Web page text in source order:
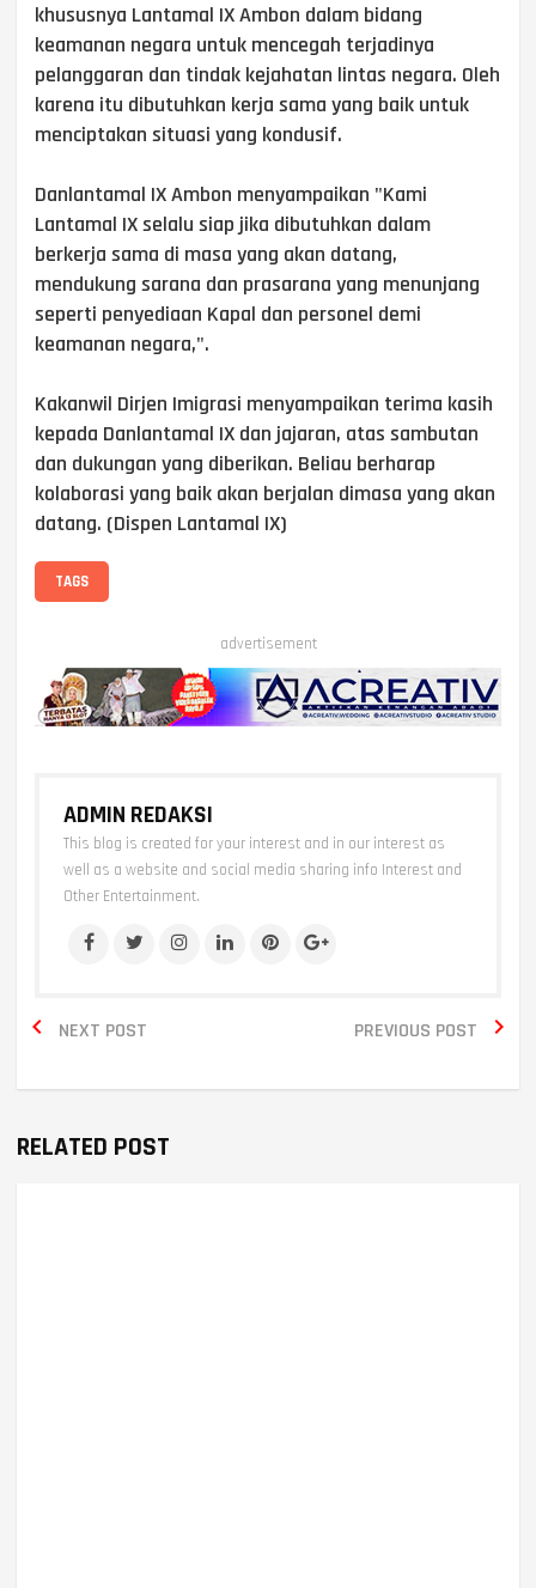
khususnya Lantamal IX Ambon dalam bidang
keamanan negara untuk mencegah terjadinya
pelanggaran dan tindak kejahatan lintas negara. Oleh
karena itu dibutuhkan kerja sama yang baik untuk
menciptakan situasi yang kondusif.
Danlantamal IX Ambon menyampaikan "Kami
Lantamal IX selalu siap jika dibutuhkan dalam
berkerja sama di masa yang akan datang,
mendukung sarana dan prasarana yang menunjang
seperti penyediaan Kapal dan personel demi
keamanan negara,".
Kakanwil Dirjen Imigrasi menyampaikan terima kasih
kepada Danlantamal IX dan jajaran, atas sambutan
dan dukungan yang diberikan. Beliau berharap
kolaborasi yang baik akan berjalan dimasa yang akan
datang. (Dispen Lantamal IX)
TAGS
advertisement
ADMIN REDAKSI
This blog is created for your interest and in our interest as
well as a website and social media sharing info Interest and
Other Entertainment.
NEXT POST
 PREVIOUS POST 
RELATED POST